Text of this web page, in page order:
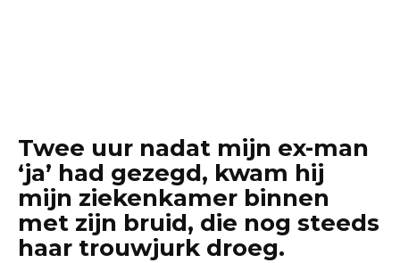
Twee uur nadat mijn ex-man
‘ja’ had gezegd, kwam hij
mijn ziekenkamer binnen
met zijn bruid, die nog steeds
haar trouwjurk droeg.